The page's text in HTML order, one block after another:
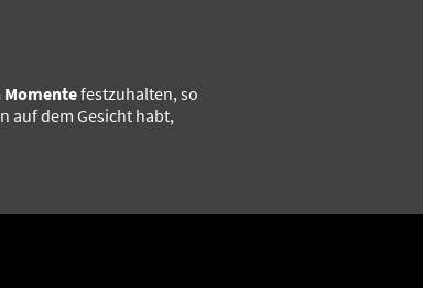
Momentefestzuhalten, so
auf dem Gesicht habt,